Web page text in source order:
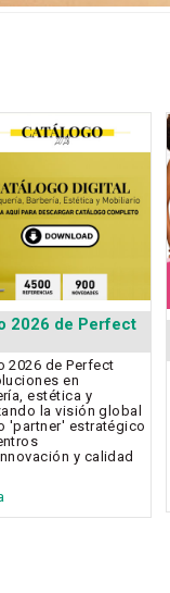
2026 de Perfect
2026 de Perfect
en
estética y
la visión global
'partner' estratégico
y calidad